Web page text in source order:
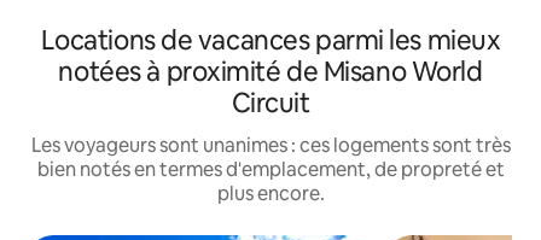
Locations de vacances parmi les mieux
notées à proximité de Misano World
Circuit
Les voyageurs sont unanimes : ces logements sont très
bien notés en termes d'emplacement, de propreté et
plus encore.